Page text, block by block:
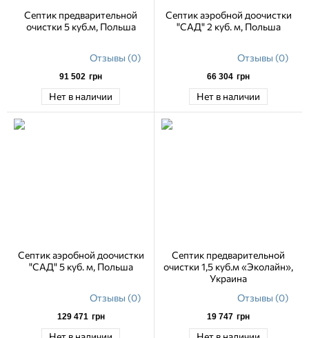
Септик предварительной
очистки 5 куб.м, Польша
Отзывы (0)
91 502 грн
Нет в наличии
Септик аэробной доочистки
"САД" 2 куб. м, Польша
Отзывы (0)
66 304 грн
Нет в наличии
Септик аэробной доочистки
"САД" 5 куб. м, Польша
Отзывы (0)
129 471 грн
Септик предварительной
очистки 1,5 куб.м «Эколайн»,
Украина
Отзывы (0)
19 747 грн